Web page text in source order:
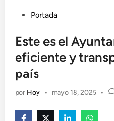
Publicado
Portada
Este es el
eficiente y
país
por Hoy • mayo 18, 2025 •